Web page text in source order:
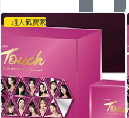
超人氣賣家